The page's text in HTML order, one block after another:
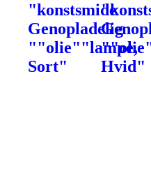
"konstsmide
Genopladelig
""olie""lampe,
Sort"
Hvid"